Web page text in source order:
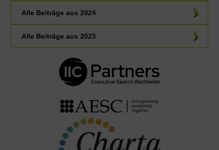
Alle Beiträge aus 2024
Alle Beiträge aus 2023